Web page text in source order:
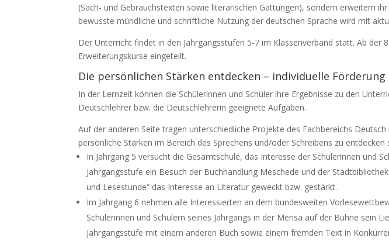
(Sach- und Gebrauchstexten sowie literarischen Gattungen), sondern erweitern
bewusste mündliche und schriftliche Nutzung der deutschen Sprache wird mit
Der Unterricht findet in den Jahrgangsstufen 5-7 im Klassenverband statt. Ab der
Erweiterungskurse eingeteilt.
Die persönlichen Stärken entdecken – individuelle
In der Lernzeit können die Schülerinnen und Schüler ihre Ergebnisse zu den
Deutschlehrer bzw. die Deutschlehrerin geeignete Aufgaben.
Auf der anderen Seite tragen unterschiedliche Projekte des Fachbereichs
persönliche Stärken im Bereich des Sprechens und/oder Schreibens zu
In Jahrgang 5 versucht die Gesamtschule, das Interesse der Schülerinnen und
Jahrgangsstufe ein Besuch der Buchhandlung Meschede und der
und Lesestunde“ das Interesse an Literatur geweckt bzw. gestärkt.
Im Jahrgang 6 nehmen alle Interessierten an dem bundesweiten
Schülerinnen und Schülern seines Jahrgangs in der Mensa auf der Bühne sein
Jahrgangsstufe mit einem anderen Buch sowie einem fremden Text in